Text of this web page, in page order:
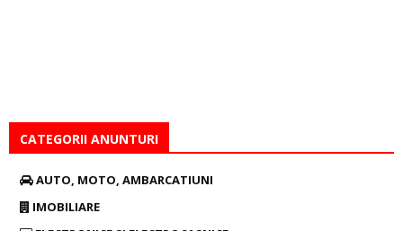
CATEGORII ANUNTURI
AUTO, MOTO, AMBARCATIUNI
IMOBILIARE